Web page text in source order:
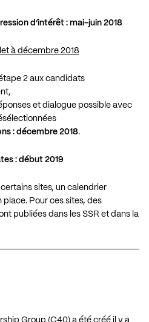
d’intérêt : mai-juin 2018
à décembre 2018
2 aux candidats
et dialogue possible avec
: décembre 2018.
: début 2019
sites, un calendrier
Pour ces sites, des
publiées dans les SSR et dans la
Group (C40) a été créé il y a